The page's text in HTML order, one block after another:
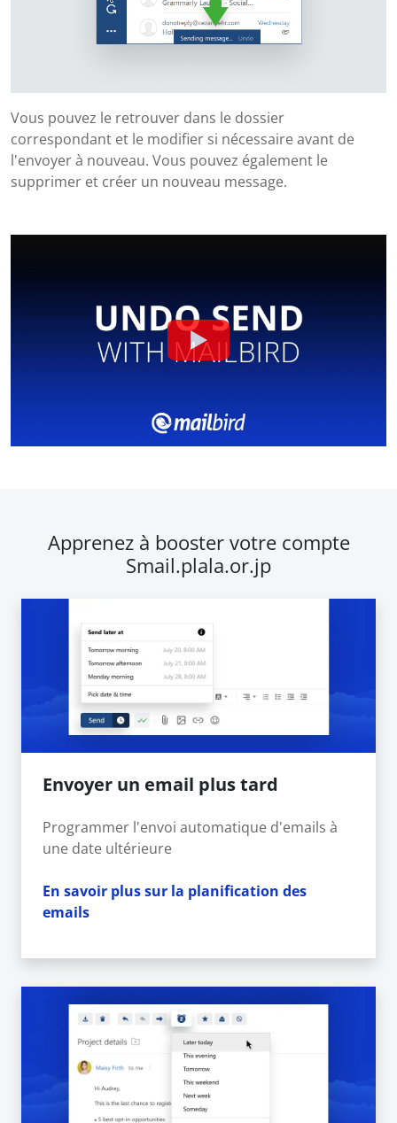
Vous pouvez le retrouver dans le dossier
correspondant et le modifier si nécessaire avant de
l'envoyer à nouveau. Vous pouvez également le
supprimer et créer un nouveau message.
Apprenez à booster votre compte
Smail.plala.or.jp
Envoyer un email plus tard
Programmer l'envoi automatique d'emails à
une date ultérieure
En savoir plus sur la planification des
emails